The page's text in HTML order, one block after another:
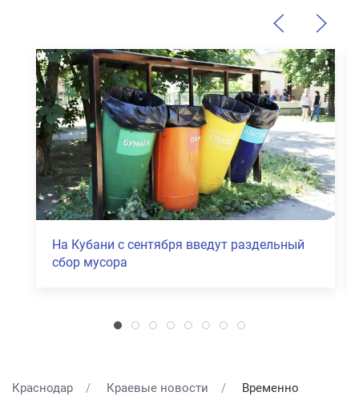
Экономика Кубани показала рост в 2026
году
Краснодар Краевые новости Временно